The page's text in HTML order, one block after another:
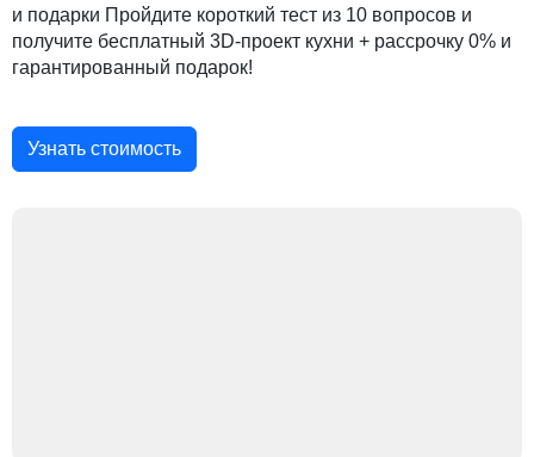
и подарки Пройдите короткий тест из 10 вопросов и
получите бесплатный 3D-проект кухни + рассрочку 0% и
гарантированный подарок!
Узнать стоимость